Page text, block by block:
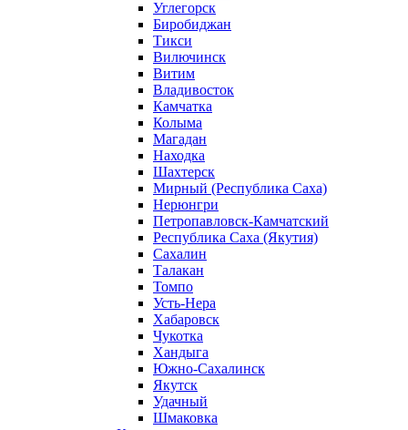
Углегорск
Биробиджан
Тикси
Вилючинск
Витим
Владивосток
Камчатка
Колыма
Магадан
Находка
Шахтерск
Мирный (Республика Саха)
Нерюнгри
Петропавловск-Камчатский
Республика Саха (Якутия)
Сахалин
Талакан
Томпо
Усть-Нера
Хабаровск
Чукотка
Хандыга
Южно-Сахалинск
Якутск
Удачный
Шмаковка